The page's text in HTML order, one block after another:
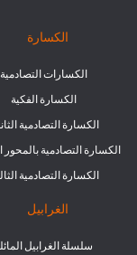
الكسارة
الكسارات التصادمية
الكسارة الفكية
الكسارة التصادمية
الكسارة التصادمية بالمحور
الكسارة التصادمية
الغرابيل
سلسلة الغرابيل